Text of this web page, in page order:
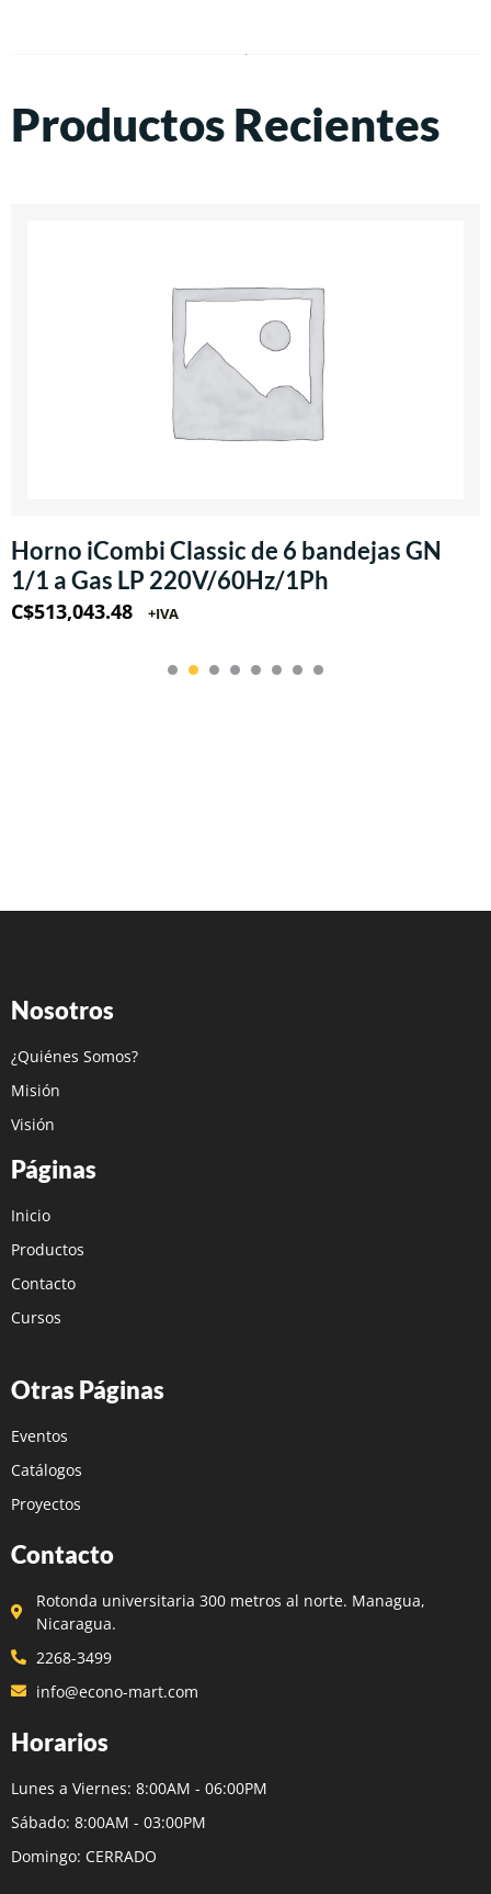
Productos Recientes
Horno iCombi Classic de 6 bandejas GN
1/1 a Gas LP 220V/60Hz/1Ph
C$513,043.48 +IVA
Nosotros
¿Quiénes Somos?
Misión
Visión
Páginas
Inicio
Productos
Contacto
Cursos
Otras Páginas
Eventos
Catálogos
Proyectos
Contacto
Rotonda universitaria 300 metros al norte. Managua,
Nicaragua.
2268-3499
info@econo-mart.com
Horarios
Lunes a Viernes: 8:00AM - 06:00PM
Sábado: 8:00AM - 03:00PM
Domingo: CERRADO